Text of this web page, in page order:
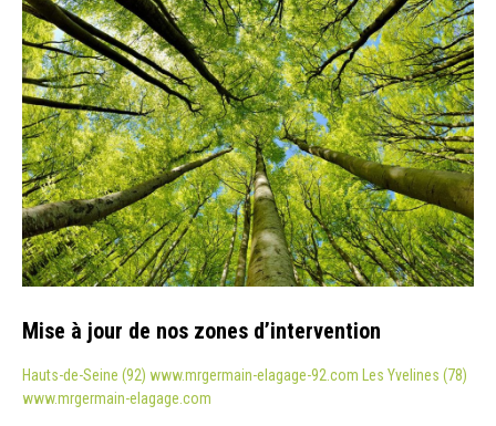
Mise à jour de nos zones d’intervention
Hauts-de-Seine (92) www.mrgermain-elagage-92.com Les Yvelines (78)
www.mrgermain-elagage.com